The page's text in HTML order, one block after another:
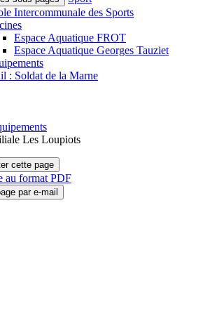
Intercommunale des Sports
Espace Aquatique FROT
Espace Aquatique Georges Tauziet
: Soldat de la Marne
Les Loupiots
cette page
au format PDF
par e-mail